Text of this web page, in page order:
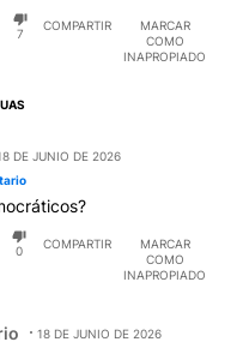
7
COMPARTIR
MARCAR
COMO
INAPROPIADO
DE JUNIO DE 2026
0
COMPARTIR
MARCAR
COMO
INAPROPIADO
18 DE JUNIO DE 2026